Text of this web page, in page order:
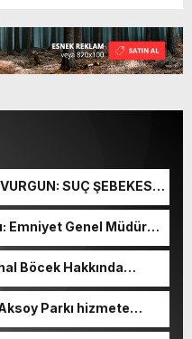
SUÇ ŞEBEKESİ
Emniyet Genel Müdürü
Böcek Hakkında
Parkı hizmete